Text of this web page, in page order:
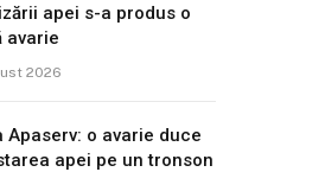
apei s-a produs o
avarie
2026
Apaserv: o avarie duce
apei pe un tronson